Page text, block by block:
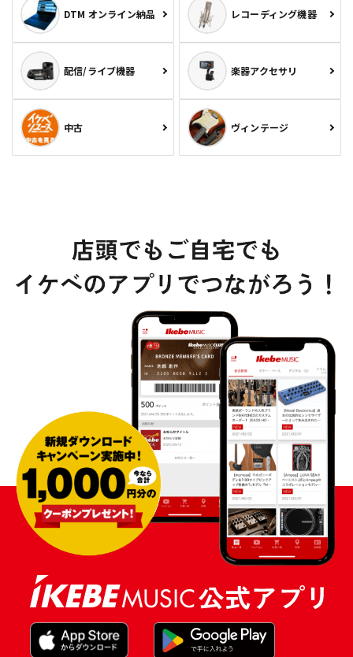
DTM オンライン納品 レコーディング機器
配信/ライブ機器 楽器アクセサリ
中古 ヴィンテージ